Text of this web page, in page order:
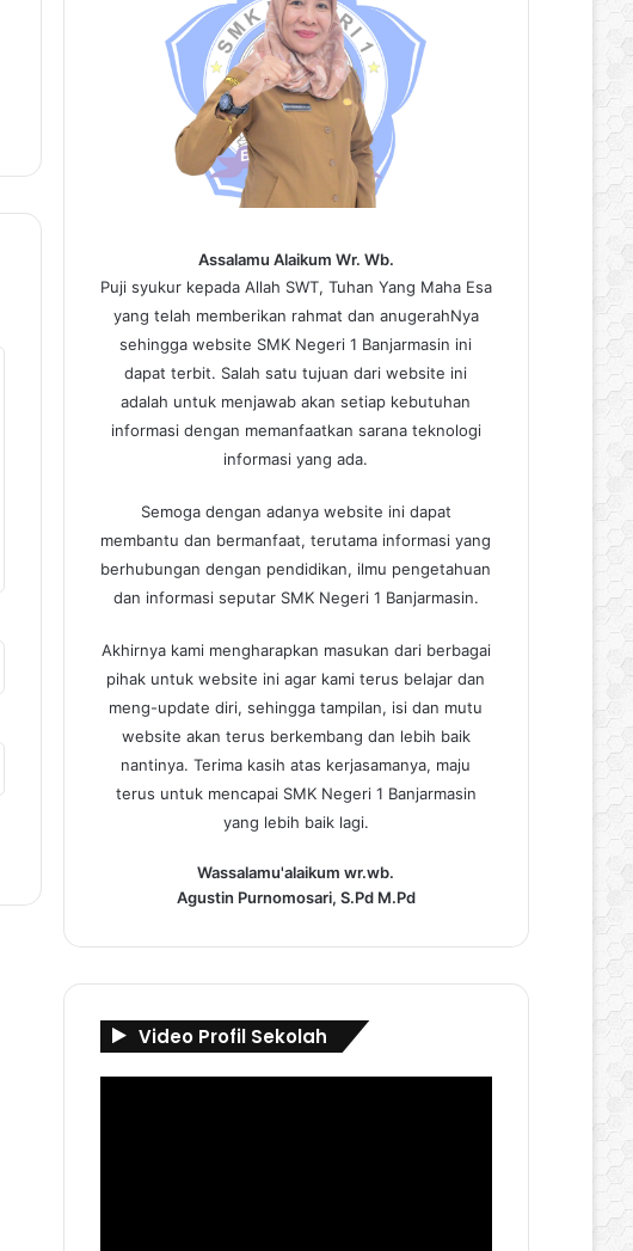
Assalamu Alaikum Wr. Wb.
Puji syukur kepada Allah SWT, Tuhan Yang Maha Esa
yang telah memberikan rahmat dan anugerahNya
sehingga website SMK Negeri 1 Banjarmasin ini
dapat terbit. Salah satu tujuan dari website ini
adalah untuk menjawab akan setiap kebutuhan
informasi dengan memanfaatkan sarana teknologi
informasi yang ada.
Semoga dengan adanya website ini dapat
membantu dan bermanfaat, terutama informasi yang
berhubungan dengan pendidikan, ilmu pengetahuan
dan informasi seputar SMK Negeri 1 Banjarmasin.
Akhirnya kami mengharapkan masukan dari berbagai
pihak untuk website ini agar kami terus belajar dan
meng-update diri, sehingga tampilan, isi dan mutu
website akan terus berkembang dan lebih baik
nantinya. Terima kasih atas kerjasamanya, maju
terus untuk mencapai SMK Negeri 1 Banjarmasin
yang lebih baik lagi.
Wassalamu'alaikum wr.wb.
Agustin Purnomosari, S.Pd M.Pd
Video Profil Sekolah